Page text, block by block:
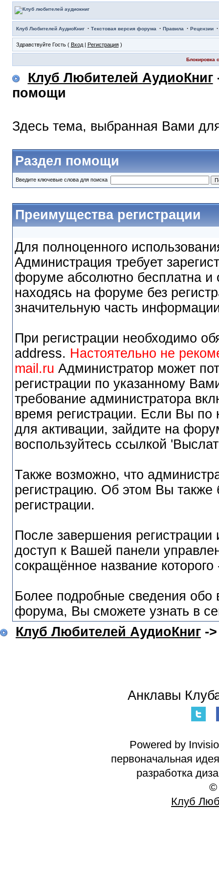
Клуб Любителей АудиоКниг· Текстовая версия форума · Правила · Рецензии
Здравствуйте Гость ( Вход| Регистрация)
Блокировка
Клуб Любителей АудиоКниг
помощи
Здесь тема, выбранная Вами
Раздел помощи
Введите ключевые слова для поиска
Преимущества регистрации
Для полноценного
Администрация требует
форуме абсолютно бесплатна и
находясь на форуме без
значительную часть
При регистрации необходимо
address. Настоятельно не
mail.ru Администратор может
регистрации по указанному
требование администратора
время регистрации. Если Вы по
для активации, зайдите на
воспользуйтесь ссылкой
Также возможно, что
регистрацию. Об этом Вы
регистрации.
После завершения
доступ к Вашей панели
сокращённое название которого
Более подробные сведения обо
форума, Вы сможете узнать в
Клуб Любителей АудиоКниг -
Анклавы
Powered by
первоначальная
разработка
©
Клуб